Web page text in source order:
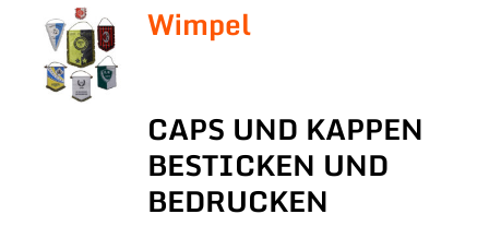
Wimpel
CAPS UND KAPPEN
BESTICKEN UND
BEDRUCKEN